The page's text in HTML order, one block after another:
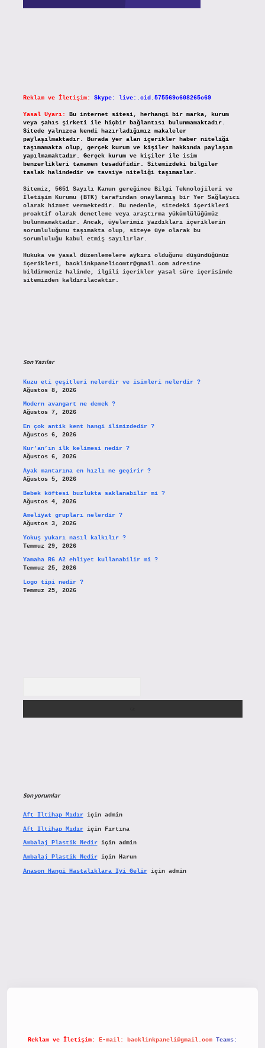
Reklam ve İletişim: Skype: live:.cid.575569c608265c69
Yasal Uyarı:
Bu internet sitesi, herhangi bir marka, kurum
veya şahıs şirketi ile hiçbir bağlantısı bulunmamaktadır.
Sitede yalnızca kendi hazırladığımız makaleler
paylaşılmaktadır. Burada yer alan içerikler haber niteliği
taşımamakta olup, gerçek kurum ve kişiler hakkında paylaşım
yapılmamaktadır. Gerçek kurum ve kişiler ile isim
benzerlikleri tamamen tesadüfidir. Sitemizdeki bilgiler
taslak halindedir ve tavsiye niteliği taşımazlar.
Sitemiz, 5651 Sayılı Kanun gereğince Bilgi Teknolojileri ve
İletişim Kurumu (BTK) tarafından onaylanmış bir Yer Sağlayıcı
olarak hizmet vermektedir. Bu nedenle, sitedeki içerikleri
proaktif olarak denetleme veya araştırma yükümlülüğümüz
bulunmamaktadır. Ancak, üyelerimiz yazdıkları içeriklerin
sorumluluğunu taşımakta olup, siteye üye olarak bu
sorumluluğu kabul etmiş sayılırlar.
Hukuka ve yasal düzenlemelere aykırı olduğunu düşündüğünüz
içerikleri,
backlinkpanelicomtr@gmail.comadresine
bildirmeniz halinde, ilgili içerikler yasal süre içerisinde
sitemizden kaldırılacaktır.
Son Yazılar
Kuzu eti çeşitleri nelerdir ve isimleri nelerdir ?
Ağustos 8, 2026
Modern avangart ne demek ?
Ağustos 7, 2026
En çok antik kent hangi ilimizdedir ?
Ağustos 6, 2026
Kur’an’ın ilk kelimesi nedir ?
Ağustos 6, 2026
Ayak mantarına en hızlı ne geçirir ?
Ağustos 5, 2026
Bebek köftesi buzlukta saklanabilir mi ?
Ağustos 4, 2026
Ameliyat grupları nelerdir ?
Ağustos 3, 2026
Yokuş yukarı nasıl kalkılır ?
Temmuz 29, 2026
Yamaha R6 A2 ehliyet kullanabilir mi ?
Temmuz 25, 2026
Logo tipi nedir ?
Temmuz 25, 2026
Son yorumlar
Aft Iltihap Mıdıriçin admin
Aft Iltihap Mıdıriçin Fırtına
Ambalaj Plastik Nediriçin admin
Ambalaj Plastik Nediriçin Harun
Anason Hangi Hastalıklara Iyi Geliriçin admin
Reklam ve İletişim: E-mail: backlinkpaneli@gmail.com Teams: